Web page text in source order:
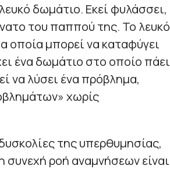
δωμάτιο. Εκεί φυλάσσει,
του παππού της. Το λευκό
οποία μπορεί να καταφύγει
ένα δωμάτιο στο οποίο πάει
να λύσει ένα πρόβλημα,
χωρίς
της υπερθυμησίας,
ροή αναμνήσεων είναι